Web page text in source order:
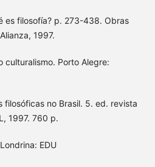
es filosofía? p. 273-438. Obras
1997.
culturalismo. Porto Alegre:
filosóficas no Brasil. 5. ed. revista
1997. 760 p.
EDU